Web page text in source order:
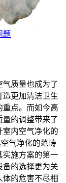
题
质量也成为了
造更加清洁卫生
重点。而如今高
的调整带来了
室内空气净化的
气净化的范畴
实施方案的第一
备的选择更为关
的危害不尽相